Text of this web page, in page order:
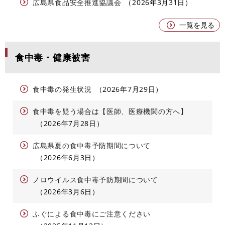
広島県食品安全推進協議会 2026年3月31日
一覧を見る
食中毒・健康被害
食中毒の発生状況 2026年7月29日
食中毒を疑う場合は【医師、医療機関の方へ】
2026年7月28日
広島県夏の食中毒予防期間について
2026年6月3日
ノロウイルス食中毒予防期間について
2026年3月6日
ふぐによる食中毒にご注意ください